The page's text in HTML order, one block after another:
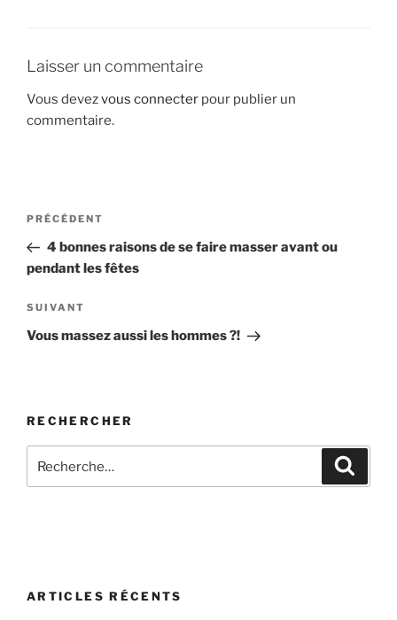
Laisser un commentaire
Vous devezvous connecter pour publier un
commentaire.
Navigation
l’article
Article
précédent
PRÉCÉDENT
4 bonnes raisons de se faire masser avant ou
pendant les fêtes
Article
suivant
SUIVANT
Vous massez aussi les hommes ?!
RECHERCHER
pour
ARTICLES RÉCENTS